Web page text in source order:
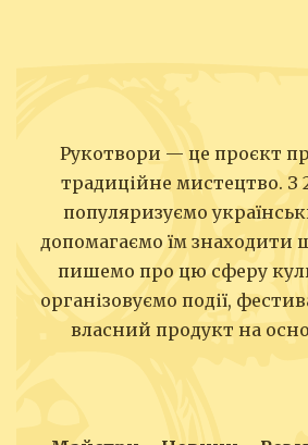
Рукотвори — це проєкт
традиційне мистецтво. З
популяризуємо
допомагаємо їм знаходити
пишемо про цю сферу
організовуємо події,
власний продукт на